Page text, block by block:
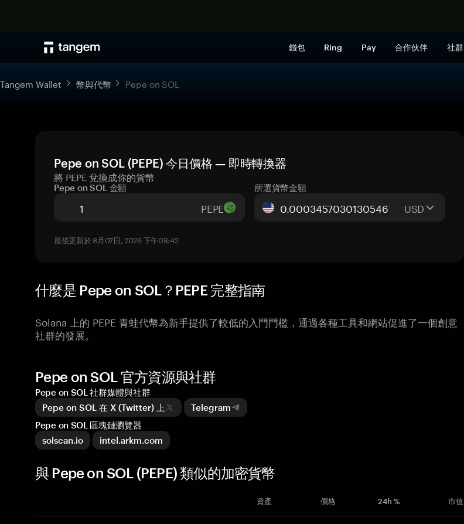
錢包 Ring Pay 合作伙伴 社群
Tangem Wallet 幣與代幣 Pepe on SOL
Pepe on SOL (PEPE) 今日價格 — 即時轉換器
將 PEPE 兌換成你的貨幣
Pepe on SOL 金額
PEPE
所選貨幣金額
USD
最後更新於 8月07日, 2026 下午08:42
什麼是 Pepe on SOL？PEPE 完整指南
Solana 上的 PEPE 青蛙代幣為新手提供了較低的入門門檻，通過各種工具和網站促進了一個創意
社群的發展。
Pepe on SOL 官方資源與社群
Pepe on SOL 社群媒體與社群
Pepe on SOL 在 X (Twitter) 上
Telegram
Pepe on SOL 區塊鏈瀏覽器
solscan.io
intel.arkm.com
與 Pepe on SOL (PEPE) 類似的加密貨幣
資產 價格 24h % 市值